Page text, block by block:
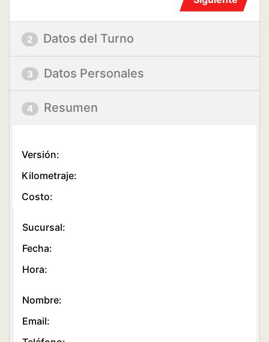
2 Datos del Turno
3 Datos Personales
4 Resumen
Versión:
Kilometraje:
Costo:
Sucursal:
Fecha:
Hora:
Nombre:
Email: